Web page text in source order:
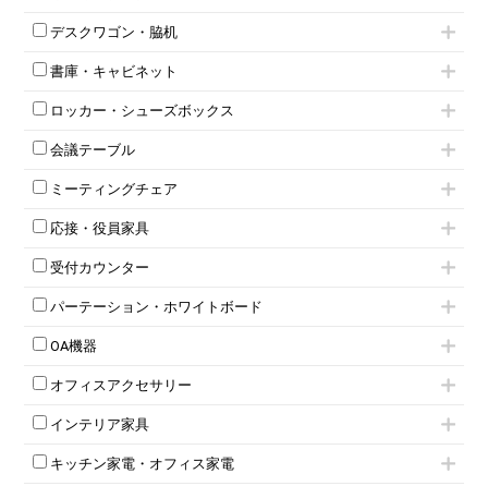
肘無しチェア
役員チェア
高級チェア（多機能チェア）
オフィスチェアその他
フリーアドレスデスク（ベンチデスク）
昇降デスク
オフィスデスクその他
両袖机
デスクワゴン・脇机
インワゴン2段
インワゴン3段
脇机
ワゴンその他
書庫・キャビネット
ハイキャビネット
ローキャビネット
両開きキャビネット
スチールキャビネット
上下連結キャビネット
軽量ラック（スチールラック）
収納家具その他
両開書庫
ラテラル書庫
ロッカー・シューズボックス
1人用ロッカー
2人用ロッカー
3人用ロッカー
4人用ロッカー
5人用ロッカー
8人用ロッカー
多人数ロッカー
ダイヤル錠ロッカー
ダイヤル錠ロッカー
ワードローブ・クローゼット
会議テーブル
スタッキングテーブル
ネスティングテーブル
幕板付テーブル
カウンターテーブル
T字脚テーブル
会議テーブルW1200～
会議テーブルW1800～
平行スタックテーブル
会議テーブルその他
ミーティングチェア
キャスター付きミーティングチェア
スタッキングミーティングチェア
テーブル付きミーティングチェア
ネスティングミーティングチェア
折りたたみミーティングチェア
ハイチェア
ミーティングチェアその他
応接・役員家具
応接セット
応接ソファ
応接チェア
応接テーブル
応接・役員家具その他
受付カウンター
ローカウンター
ラウンジカウンター
受付カウンターその他
パーテーション・ホワイトボード
パーテーション
自立タイプパーテーション
パーテーションその他
脚付ホワイトボード
壁掛けホワイトボード
ホワイトボードその他
OA機器
電話機（ビジネスフォン）
シュレッダー
プロジェクター
スクリーン
オフィスアクセサリー
チェア用台車
演台・講演台・演説台
防音パネル
個室ブース
インテリア家具
モールドチェア
ダイニングチェア
キッチン家電・オフィス家電